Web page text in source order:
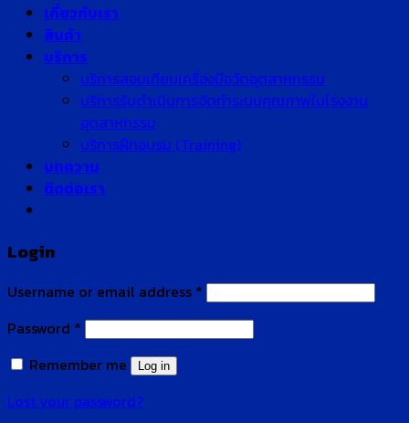
เกี่ยวกับเรา
สินค้า
บริการ
บริการสอบเทียบเครื่องมือวัดอุตสาหกรรม
บริการรับดำเนินการจัดทำระบบคุณภาพในโรงงาน
อุตสาหกรรม
บริการฝึกอบรม (Training)
บทความ
ติดต่อเรา
Login
Username or email address *
Password *
Remember me
Log in
Lost your password?